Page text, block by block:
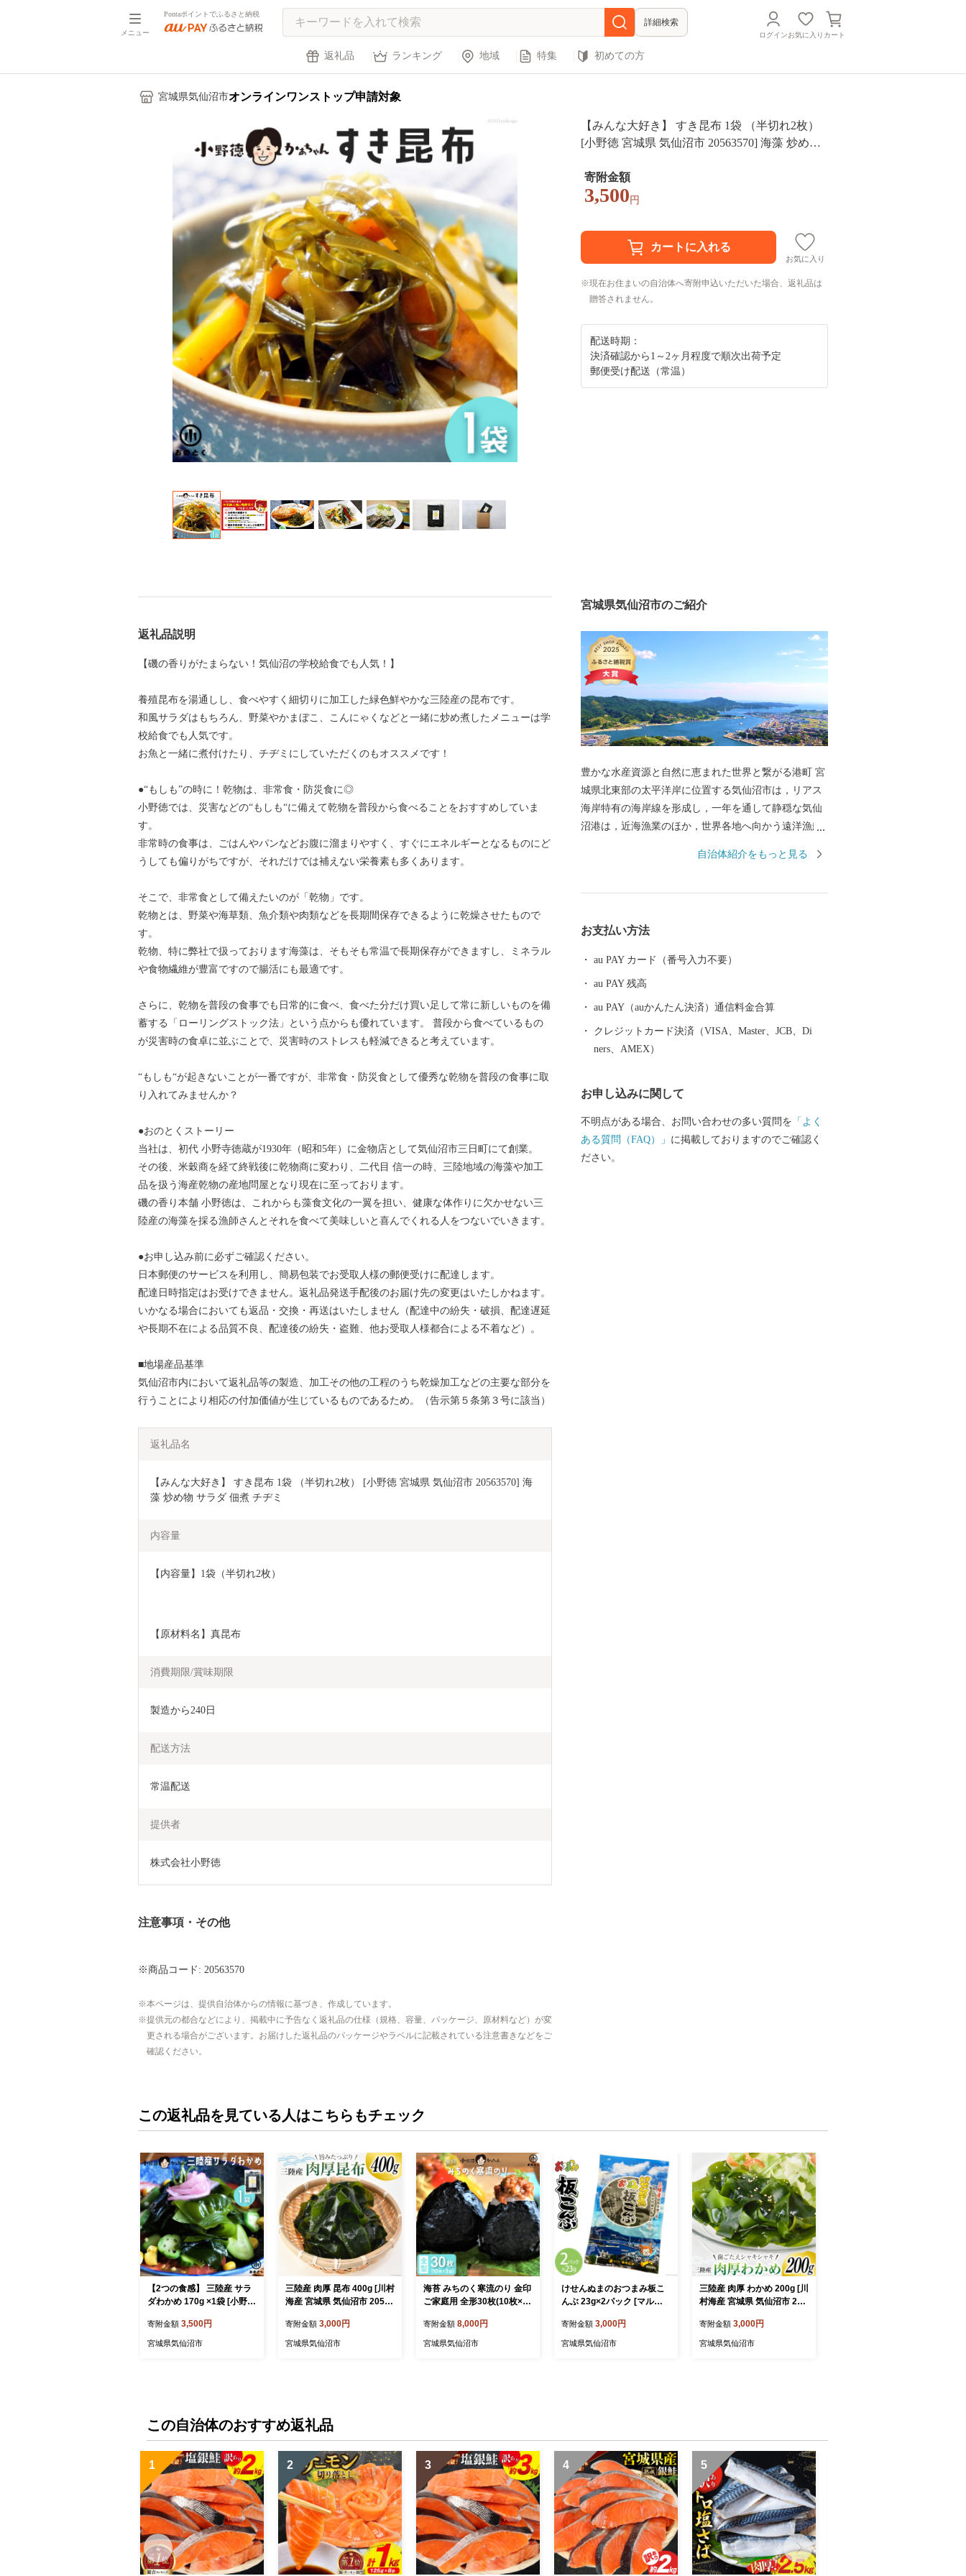
メニュー
Pontaポイントでふるさと納税
詳細検索
ログインお気に入り カート
返礼品 ランキング 地域 特集 初めての方
宮城県気仙沼市オンラインワンストップ申請対象
【みんな大好き】 すき昆布 1袋 （半切れ2枚）
[小野徳 宮城県 気仙沼市 20563570] 海藻 炒め物
寄附金額
3,500 円
お気に入り
現在お住まいの自治体へ寄附申込いただいた場合、返礼品は
贈答されません。
配送時期：
決済確認から1～2ヶ月程度で順次出荷予定
郵便受け配送（常温）
返礼品説明
【磯の香りがたまらない！気仙沼の学校給食でも人気！】
養殖昆布を湯通しし、食べやすく細切りに加工した緑色鮮やかな三陸産の昆布です。
和風サラダはもちろん、野菜やかまぼこ、こんにゃくなどと一緒に炒め煮したメニューは学
校給食でも人気です。
お魚と一緒に煮付けたり、チヂミにしていただくのもオススメです！
●“もしも”の時に！乾物は、非常食・防災食に◎
小野徳では、災害などの“もしも“に備えて乾物を普段から食べることをおすすめしていま
す。
非常時の食事は、ごはんやパンなどお腹に溜まりやすく、すぐにエネルギーとなるものにど
うしても偏りがちですが、それだけでは補えない栄養素も多くあります。
そこで、非常食として備えたいのが「乾物」です。
乾物とは、野菜や海草類、魚介類や肉類などを長期間保存できるように乾燥させたもので
す。
乾物、特に弊社で扱っております海藻は、そもそも常温で長期保存ができますし、ミネラル
や食物繊維が豊富ですので腸活にも最適です。
さらに、乾物を普段の食事でも日常的に食べ、食べた分だけ買い足して常に新しいものを備
蓄する「ローリングストック法」という点からも優れています。 普段から食べているもの
が災害時の食卓に並ぶことで、災害時のストレスも軽減できると考えています。
“もしも“が起きないことが一番ですが、非常食・防災食として優秀な乾物を普段の食事に取
り入れてみませんか？
●おのとくストーリー
当社は、初代 小野寺徳蔵が1930年（昭和5年）に金物店として気仙沼市三日町にて創業。
その後、米穀商を経て終戦後に乾物商に変わり、二代目 信一の時、三陸地域の海藻や加工
品を扱う海産乾物の産地問屋となり現在に至っております。
磯の香り本舗 小野徳は、これからも藻食文化の一翼を担い、健康な体作りに欠かせない三
陸産の海藻を採る漁師さんとそれを食べて美味しいと喜んでくれる人をつないでいきます。
●お申し込み前に必ずご確認ください。
日本郵便のサービスを利用し、簡易包装でお受取人様の郵便受けに配達します。
配達日時指定はお受けできません。返礼品発送手配後のお届け先の変更はいたしかねます。
いかなる場合においても返品・交換・再送はいたしません（配達中の紛失・破損、配達遅延
や長期不在による品質不良、配達後の紛失・盗難、他お受取人様都合による不着など）。
■地場産品基準
気仙沼市内において返礼品等の製造、加工その他の工程のうち乾燥加工などの主要な部分を
行うことにより相応の付加価値が生じているものであるため。（告示第５条第３号に該当）
返礼品名
【みんな大好き】 すき昆布 1袋 （半切れ2枚） [小野徳 宮城県 気仙沼市 20563570] 海
藻 炒め物 サラダ 佃煮 チヂミ
内容量
【内容量】1袋（半切れ2枚）
【原材料名】真昆布
消費期限/賞味期限
製造から240日
配送方法
常温配送
提供者
株式会社小野徳
注意事項・その他
※商品コード: 20563570
本ページは、提供自治体からの情報に基づき、作成しています。
提供元の都合などにより、掲載中に予告なく返礼品の仕様（規格、容量、パッケージ、原材料など）が変
更される場合がございます。お届けした返礼品のパッケージやラベルに記載されている注意書きなどをご
確認ください。
宮城県気仙沼市のご紹介
豊かな水産資源と自然に恵まれた世界と繋がる港町 宮
城県北東部の太平洋岸に位置する気仙沼市は，リアス
海岸特有の海岸線を形成し，一年を通して静穏な気仙
沼港は，近海漁業のほか，世界各地へ向かう遠洋漁船
部である気仙沼市魚市場は，世界の海で漁獲されたマ
ヤ，ホタテなど多くの海産物が所狭しと並ぶ光景は圧
巻。 魚市場のほかにも，自然景観を活かした唐桑半島
も伝わる金山跡など、多くの観光スポットも魅力で
す。 また，鮮度抜群の魚介類やフカヒレを使った料理
はもちろん，Ｂ級グルメとして人気沸騰中の気仙沼ホ
してください！！
自治体紹介をもっと見る
お支払い方法
au PAY カード（番号入力不要）
au PAY 残高
au PAY（auかんたん決済）通信料金合算
クレジットカード決済（VISA、Master、JCB、Di
ners、AMEX）
お申し込みに関して
不明点がある場合、お問い合わせの多い質問を 「よく
ある質問（FAQ）」 に掲載しておりますのでご確認く
ださい。
この返礼品を見ている人はこちらもチェック
【2つの食感】 三陸産 サラ
ダわかめ 170g ×1袋 [小野徳
海藻 ワカメ わかめ 若布 塩
蔵わかめ 塩蔵 コリコリ シ
寄附金額 3,500円
宮城県気仙沼市
三陸産 肉厚 昆布 400g [川村
海産 宮城県 気仙沼市 20564
物 おやつ おつまみ おでん
煮物 煮しめ 出汁 海藻 魚介
寄附金額 3,000円
宮城県気仙沼市
海苔 みちのく寒流のり 金印
ご家庭用 全形30枚(10枚×3
20565154] 国産 のり 乾物
焼き海苔 焼きのり ノリ
寄附金額 8,000円
宮城県気仙沼市
けせんぬまのおつまみ板こ
んぶ 23g×2パック [マルニ
64] おつまみ おやつ おつま
み板こんぶ こんぶ 昆布 板
寄附金額 3,000円
宮城県気仙沼市
三陸産 肉厚 わかめ 200g [川
村海産 宮城県 気仙沼市 205
国産 塩蔵 サラダ 酢の物 常
温 海藻
寄附金額 3,000円
宮城県気仙沼市
この自治体のおすすめ返礼品
1 2 3 4 5